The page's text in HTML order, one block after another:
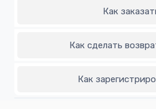
Как
Как сделать
Как